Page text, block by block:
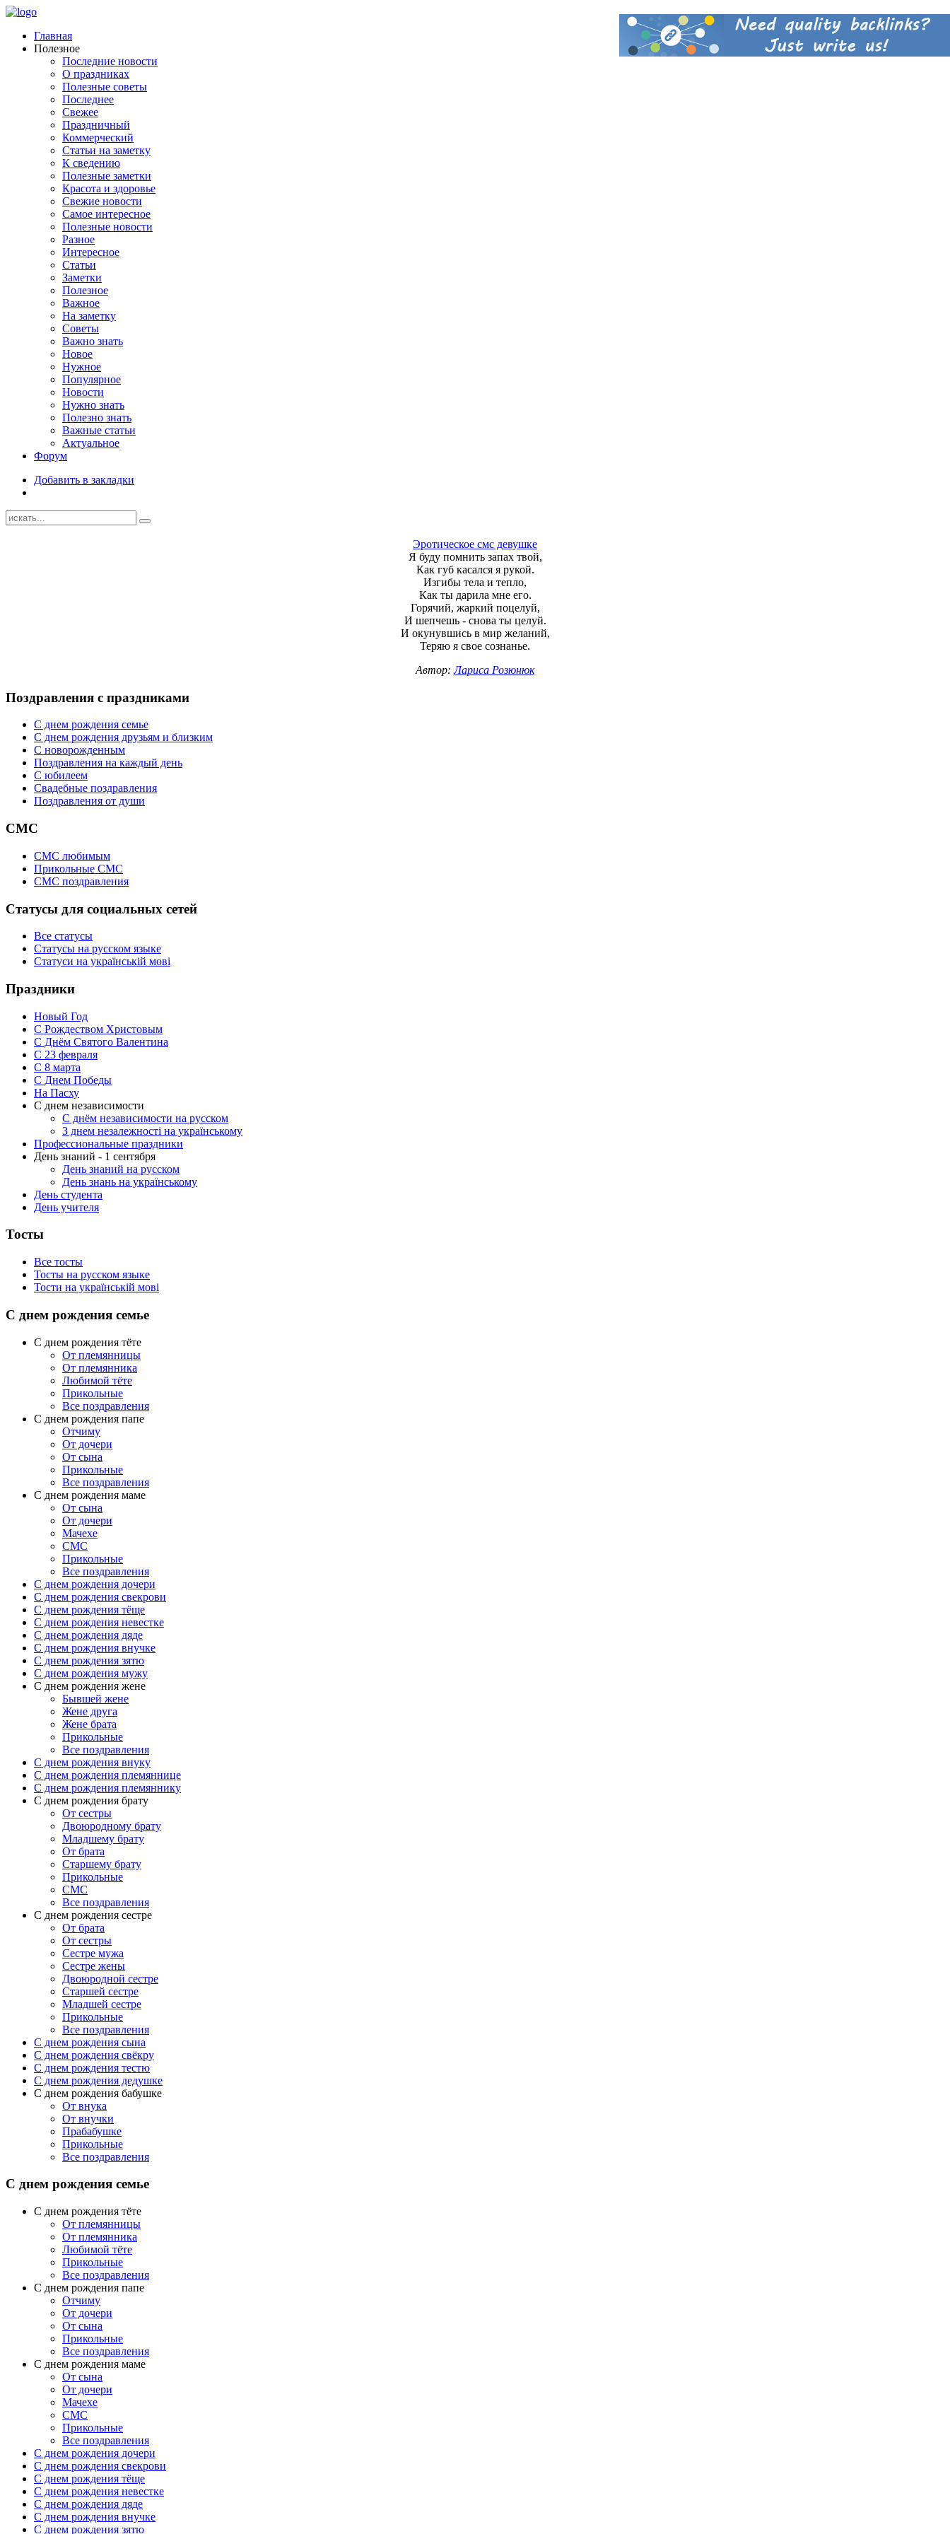
Главная
Полезное
Последние новости
О праздниках
Полезные советы
Последнее
Свежее
Праздничный
Коммерческий
Статьи на заметку
К сведению
Полезные заметки
Красота и здоровье
Свежие новости
Самое интересное
Полезные новости
Разное
Интересное
Статьи
Заметки
Полезное
Важное
На заметку
Советы
Важно знать
Новое
Нужное
Популярное
Новости
Нужно знать
Полезно знать
Важные статьи
Актуальное
Форум
Добавить в закладки
Эротическое смс девушке
Я буду помнить запах твой,
Как губ касался я рукой.
Изгибы тела и тепло,
Как ты дарила мне его.
Горячий, жаркий поцелуй,
И шепчешь - снова ты целуй.
И окунувшись в мир желаний,
Теряю я свое сознанье.
Автор:Лариса Розюнюк
Поздравления с праздниками
С днем рождения семье
С днем рождения друзьям и близким
C новорожденным
Поздравления на каждый день
С юбилеем
Свадебные поздравления
Поздравления от души
СМС
СМС любимым
Прикольные СМС
СМС поздравления
Статусы для социальных сетей
Все статусы
Статусы на русском языке
Статуси на українській мові
Праздники
Новый Год
С Рождеством Христовым
С Днём Святого Валентина
С 23 февраля
C 8 марта
С Днем Победы
На Пасху
С днем независимости
С днём независимости на русском
З днем незалежності на українському
Профессиональные праздники
День знаний - 1 сентября
День знаний на русском
День знань на українському
День студента
День учителя
Тосты
Все тосты
Тосты на русском языке
Тости на українській мові
С днем рождения семье
С днем рождения тёте
От племянницы
От племянника
Любимой тёте
Прикольные
Все поздравления
C днем рождения папе
Отчиму
От дочери
От сына
Прикольные
Все поздравления
С днем рождения маме
От сына
От дочери
Мачехе
СМС
Прикольные
Все поздравления
C днем рождения дочери
C днем рождения свекрови
C днем рождения тёще
C днем рождения невестке
C днем рождения дяде
C днем рождения внучке
C днем рождения зятю
C днем рождения мужу
С днем рождения жене
Бывшей жене
Жене друга
Жене брата
Прикольные
Все поздравления
C днем рождения внуку
C днем рождения племяннице
C днем рождения племяннику
C днем рождения брату
От сестры
Двоюродному брату
Младшему брату
От брата
Старшему брату
Прикольные
СМС
Все поздравления
С днем рождения сестре
От брата
От сестры
Сестре мужа
Сестре жены
Двоюродной сестре
Старшей сестре
Младшей сестре
Прикольные
Все поздравления
C днем рождения сына
C днем рождения свёкру
C днем рождения тестю
С днем рождения дедушке
С днем рождения бабушке
От внука
От внучки
Прабабушке
Прикольные
Все поздравления
С днем рождения семье
С днем рождения тёте
От племянницы
От племянника
Любимой тёте
Прикольные
Все поздравления
C днем рождения папе
Отчиму
От дочери
От сына
Прикольные
Все поздравления
С днем рождения маме
От сына
От дочери
Мачехе
СМС
Прикольные
Все поздравления
C днем рождения дочери
C днем рождения свекрови
C днем рождения тёще
C днем рождения невестке
C днем рождения дяде
C днем рождения внучке
C днем рождения зятю